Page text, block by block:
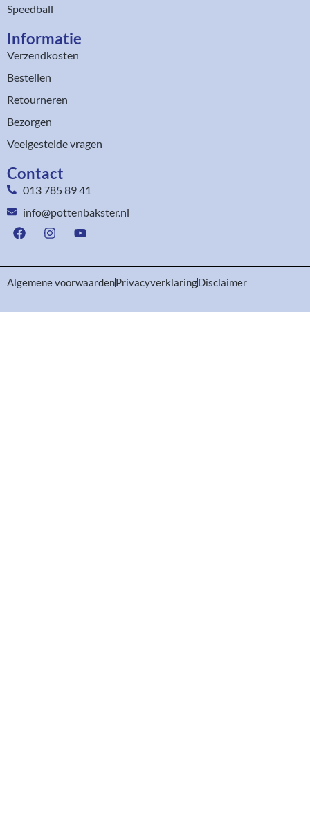
Speedball
Informatie
Verzendkosten
Bestellen
Retourneren
Bezorgen
Veelgestelde vragen
Contact
013 785 89 41
info@pottenbakster.nl
Algemene voorwaardenPrivacyverklaringDisclaimer